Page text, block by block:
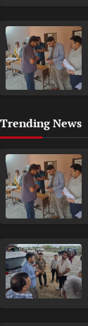
Trending News